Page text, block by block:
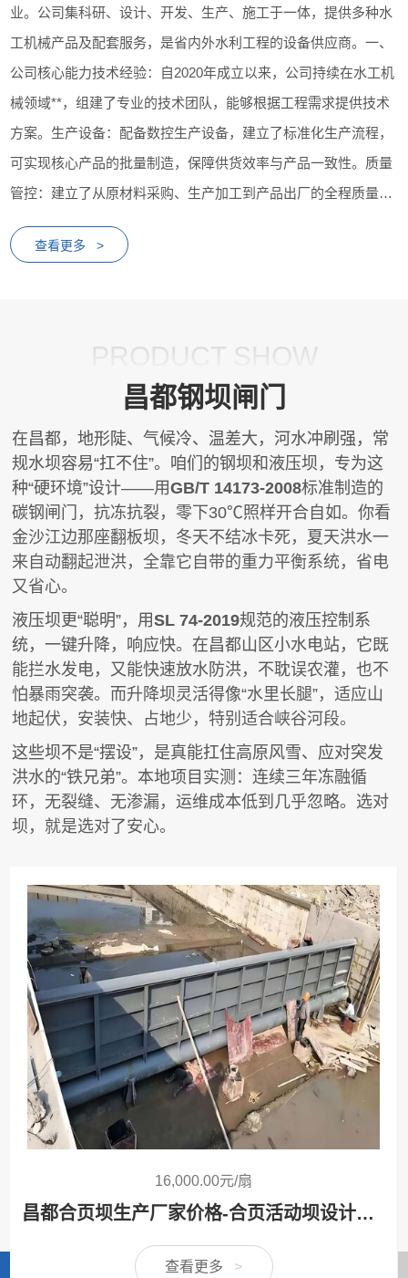
业。公司集科研、设计、开发、生产、施工于一体，提供多种水
工机械产品及配套服务，是省内外水利工程的设备供应商。一、
公司核心能力技术经验：自2020年成立以来，公司持续在水工机
械领域**，组建了专业的技术团队，能够根据工程需求提供技术
方案。生产设备：配备数控生产设备，建立了标准化生产流程，
可实现核心产品的批量制造，保障供货效率与产品一致性。质量
管控：建立了从原材料采购、生产加工到产品出厂的全程质量管
控体系，配备相应检测设备，对产品性能进行检测...
查看更多 >
PRODUCT SHOW
昌都钢坝闸门
在昌都，地形陡、气候冷、温差大，河水冲刷强，常
规水坝容易“扛不住”。咱们的钢坝和液压坝，专为这
种“硬环境”设计——用GB/T 14173-2008标准制造的
碳钢闸门，抗冻抗裂，零下30℃照样开合自如。你看
金沙江边那座翻板坝，冬天不结冰卡死，夏天洪水一
来自动翻起泄洪，全靠它自带的重力平衡系统，省电
又省心。
液压坝更“聪明”，用SL 74-2019规范的液压控制系
统，一键升降，响应快。在昌都山区小水电站，它既
能拦水发电，又能快速放水防洪，不耽误农灌，也不
怕暴雨突袭。而升降坝灵活得像“水里长腿”，适应山
地起伏，安装快、占地少，特别适合峡谷河段。
这些坝不是“摆设”，是真能扛住高原风雪、应对突发
洪水的“铁兄弟”。本地项目实测：连续三年冻融循
环，无裂缝、无渗漏，运维成本低到几乎忽略。选对
坝，就是选对了安心。
16,000.00元/扇
昌都合页坝生产厂家价格-合页活动坝设计安装方案定制
查看更多 >